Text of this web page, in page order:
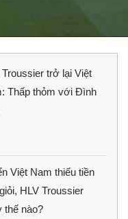
Troussier trở lại Việt
Thấp thỏm với Đình
Việt Nam thiếu tiền
HLV Troussier
thế nào?